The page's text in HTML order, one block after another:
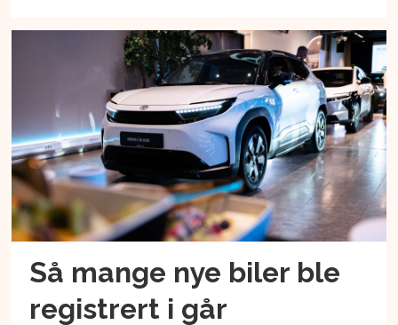
Så mange nye biler ble
registrert i går